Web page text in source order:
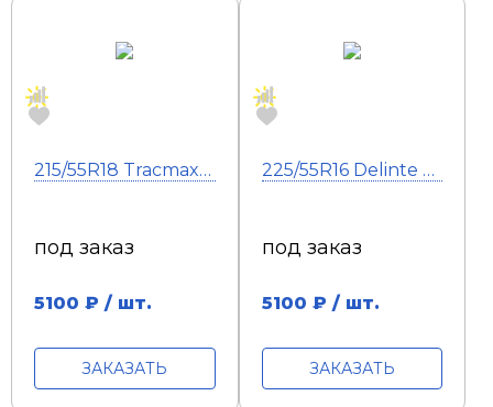
215/55R18 Tracmax X-Privilo TX3 HP 99V
под заказ
5100 ₽ / шт.
ЗАКАЗАТЬ
225/55R16 Delinte DS2 XL 99W
под заказ
5100 ₽ / шт.
ЗАКАЗАТЬ